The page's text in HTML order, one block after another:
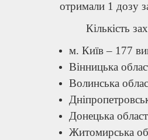
отримали 1 дозу
Кількість
м. Київ – 177
Вінницька
Волинська
Донецька
Житомирська